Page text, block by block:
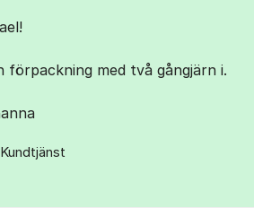
förpackning med två gångjärn i.
Kundtjänst